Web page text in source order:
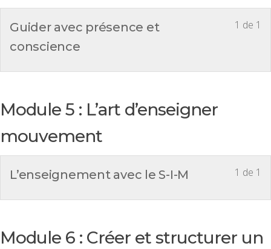
1 de 1
Guider avec présence et
conscience
Module 5 : L’art d’enseigner
mouvement
1 de 1
L’enseignement avec le S-I-M
Module 6 : Créer et structurer un